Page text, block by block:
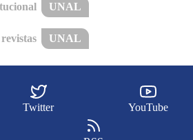
UNAL
UNAL
Twitter YouTube